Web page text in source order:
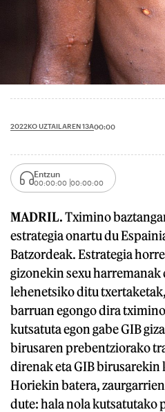
2022KO UZTAILAREN 13A00:00
Entzun
00:00:00 00:00:00
MADRIL.Tximino
estrategia onartu du
Batzordeak. Estrategia
gizonekin sexu
lehenetsiko ditu
barruan egongo dira
kutsatuta egon gabe GIB
birusaren prebentziorako
direnak eta GIB birusarekin
Horiekin batera,
dute: hala nola kutsatutako